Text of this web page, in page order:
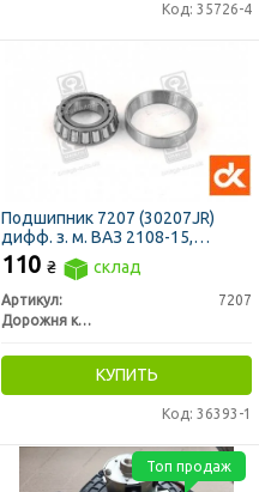
Код: 35726-4
Подшипник 7207 (30207JR)
дифф. з. м. ВАЗ 2108-15,
Москвич (ДК)
110 ₴ склад
Артикул:
7207
Дорожня карта
КУПИТЬ
Код: 36393-1
Топ продаж